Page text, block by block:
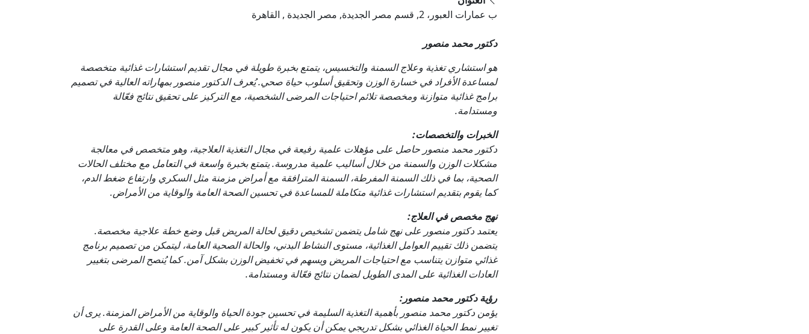
ب عمارات العبور، 2, قسم مصر الجديدة, مصر الجديدة , القاهرة
دكتور محمد منصور
هو استشاري تغذية وعلاج السمنة والتخسيس، يتمتع بخبرة طويلة في مجال تقديم استشارات غذائية متخصصة
لمساعدة الأفراد في خسارة الوزن وتحقيق أسلوب حياة صحي. يُعرف الدكتور منصور بمهاراته العالية في تصميم
برامج غذائية متوازنة ومخصصة تلائم احتياجات المرضى الشخصية، مع التركيز على تحقيق نتائج فعّالة
ومستدامة.
الخبرات والتخصصات:
دكتور محمد منصور حاصل على مؤهلات علمية رفيعة في مجال التغذية العلاجية، وهو متخصص في معالجة
مشكلات الوزن والسمنة من خلال أساليب علمية مدروسة. يتمتع بخبرة واسعة في التعامل مع مختلف الحالات
الصحية، بما في ذلك السمنة المفرطة، السمنة المترافقة مع أمراض مزمنة مثل السكري وارتفاع ضغط الدم،
كما يقوم بتقديم استشارات غذائية متكاملة للمساعدة في تحسين الصحة العامة والوقاية من الأمراض.
نهج مخصص في العلاج:
يعتمد دكتور منصور على نهج شامل يتضمن تشخيص دقيق لحالة المريض قبل وضع خطة علاجية مخصصة.
يتضمن ذلك تقييم العوامل الغذائية، مستوى النشاط البدني، والحالة الصحية العامة، ليتمكن من تصميم برنامج
غذائي متوازن يتناسب مع احتياجات المريض ويسهم في تخفيض الوزن بشكل آمن. كما يُنصح المرضى بتغيير
العادات الغذائية على المدى الطويل لضمان نتائج فعّالة ومستدامة.
رؤية دكتور محمد منصور:
يؤمن دكتور محمد منصور بأهمية التغذية السليمة في تحسين جودة الحياة والوقاية من الأمراض المزمنة. يرى أن
تغيير نمط الحياة الغذائي بشكل تدريجي يمكن أن يكون له تأثير كبير على الصحة العامة وعلى القدرة على